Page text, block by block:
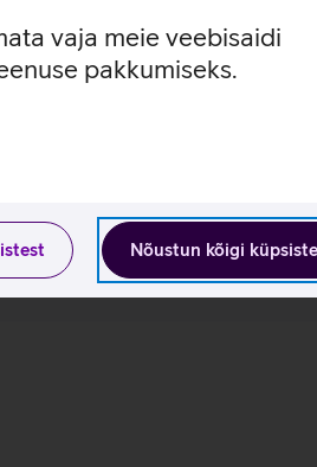
vaja meie veebisaidi
pakkumiseks.
Nõustun kõigi